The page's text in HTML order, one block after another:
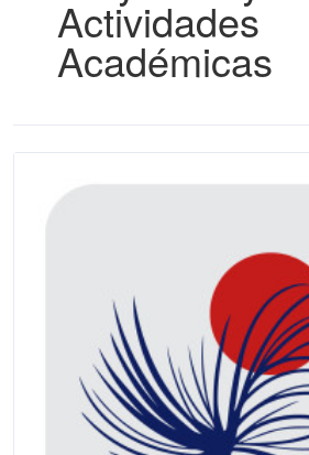
Actividades
Académicas